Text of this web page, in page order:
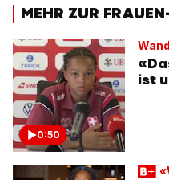
MEHR ZUR
0:50
ist